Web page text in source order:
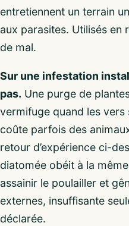
entretiennent un terrain
aux parasites. Utilisés en
de mal.
Sur une infestation
pas. Une purge de
vermifuge quand les
coûte parfois des
retour d’expérience ci-
diatomée obéit à la
assainir le poulailler et
externes, insuffisante
déclarée.